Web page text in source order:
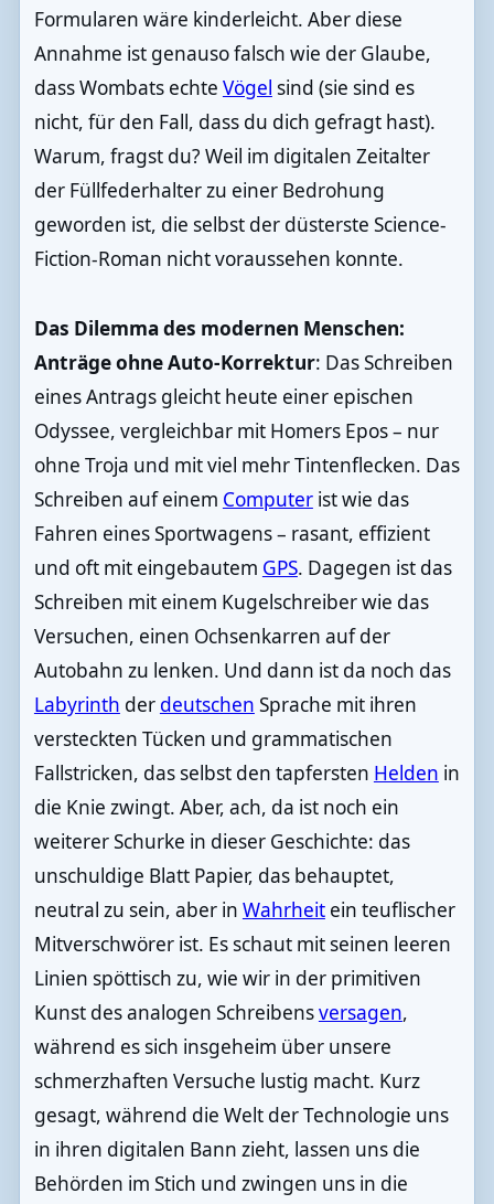
Formularen wäre kinderleicht. Aber diese
Annahme ist genauso falsch wie der Glaube,
dass Wombats echte Vögel sind (sie sind es
nicht, für den Fall, dass du dich gefragt hast).
Warum, fragst du? Weil im digitalen Zeitalter
der Füllfederhalter zu einer Bedrohung
geworden ist, die selbst der düsterste Science-
Fiction-Roman nicht voraussehen konnte.
Das Dilemma des modernen Menschen:
Anträge ohne Auto-Korrektur: Das Schreiben
eines Antrags gleicht heute einer epischen
Odyssee, vergleichbar mit Homers Epos – nur
ohne Troja und mit viel mehr Tintenflecken. Das
Schreiben auf einem Computerist wie das
Fahren eines Sportwagens – rasant, effizient
und oft mit eingebautem GPS. Dagegen ist das
Schreiben mit einem Kugelschreiber wie das
Versuchen, einen Ochsenkarren auf der
Autobahn zu lenken. Und dann ist da noch das
Labyrinth der deutschen Sprache mit ihren
versteckten Tücken und grammatischen
Fallstricken, das selbst den tapfersten Helden in
die Knie zwingt. Aber, ach, da ist noch ein
weiterer Schurke in dieser Geschichte: das
unschuldige Blatt Papier, das behauptet,
neutral zu sein, aber in Wahrheitein teuflischer
Mitverschwörer ist. Es schaut mit seinen leeren
Linien spöttisch zu, wie wir in der primitiven
Kunst des analogen Schreibensversagen,
während es sich insgeheim über unsere
schmerzhaften Versuche lustig macht. Kurz
gesagt, während die Welt der Technologie uns
in ihren digitalen Bann zieht, lassen uns die
Behörden im Stich und zwingen uns in die